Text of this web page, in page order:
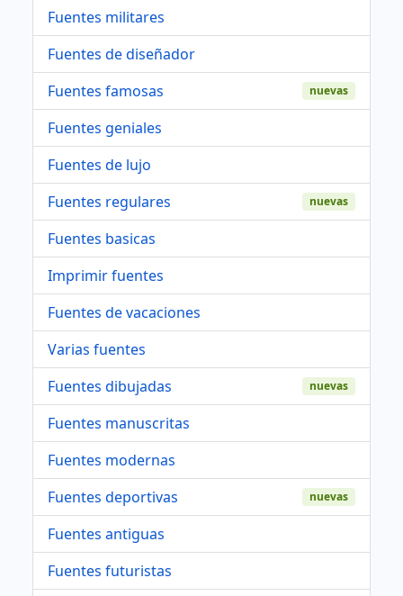
Fuentes militares
Fuentes de diseñador
Fuentes famosas
nuevas
Fuentes geniales
Fuentes de lujo
Fuentes regulares
nuevas
Fuentes basicas
Imprimir fuentes
Fuentes de vacaciones
Varias fuentes
Fuentes dibujadas
nuevas
Fuentes manuscritas
Fuentes modernas
Fuentes deportivas
nuevas
Fuentes antiguas
Fuentes futuristas